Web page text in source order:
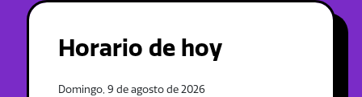
Horario de hoy
Domingo, 9 de agosto de 2026